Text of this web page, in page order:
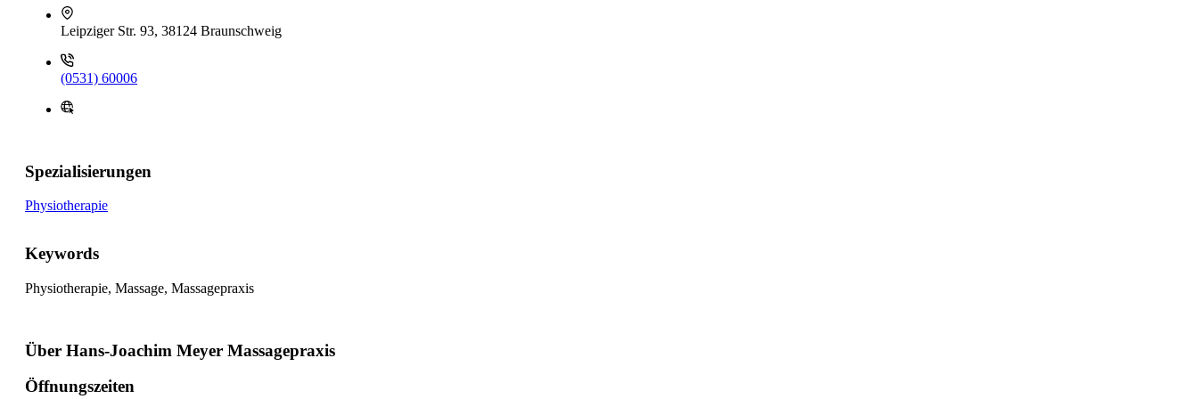
Leipziger Str. 93, 38124 Braunschweig
(0531) 60006
Spezialisierungen
Physiotherapie
Keywords
Physiotherapie, Massage, Massagepraxis
Über Hans-Joachim Meyer Massagepraxis
Öffnungszeiten